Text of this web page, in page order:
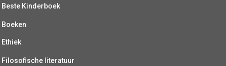
Beste Kinderboek
Boeken
Ethiek
Filosofische literatuur